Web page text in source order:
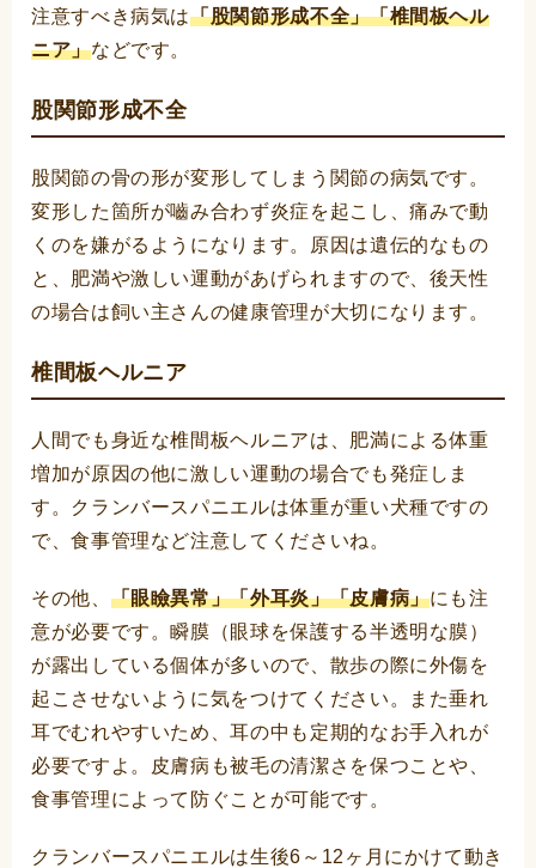
注意すべき病気は「股関節形成不全」「椎間板ヘル
ニア」などです。
股関節形成不全
股関節の骨の形が変形してしまう関節の病気です。
変形した箇所が嚙み合わず炎症を起こし、痛みで動
くのを嫌がるようになります。原因は遺伝的なもの
と、肥満や激しい運動があげられますので、後天性
の場合は飼い主さんの健康管理が大切になります。
椎間板ヘルニア
人間でも身近な椎間板ヘルニアは、肥満による体重
増加が原因の他に激しい運動の場合でも発症しま
す。クランバースパニエルは体重が重い犬種ですの
で、食事管理など注意してくださいね。
その他、 「眼瞼異常」「外耳炎」「皮膚病」にも注
意が必要です。瞬膜（眼球を保護する半透明な膜）
が露出している個体が多いので、散歩の際に外傷を
起こさせないように気をつけてください。また垂れ
耳でむれやすいため、耳の中も定期的なお手入れが
必要ですよ。皮膚病も被毛の清潔さを保つことや、
食事管理によって防ぐことが可能です。
クランバースパニエルは生後6～12ヶ月にかけて動き